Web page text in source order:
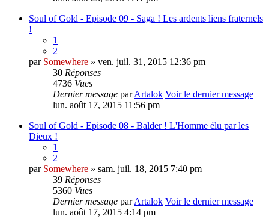
Soul of Gold - Episode 09 - Saga ! Les ardents liens fraternels
!
1
2
par Somewhere » ven. juil. 31, 2015 12:36 pm
30 Réponses
4736 Vues
Dernier message parArtalok Voir le dernier message
lun. août 17, 2015 11:56 pm
Soul of Gold - Episode 08 - Balder ! L'Homme élu par les
Dieux !
1
2
par Somewhere » sam. juil. 18, 2015 7:40 pm
39 Réponses
5360 Vues
Dernier message parArtalok Voir le dernier message
lun. août 17, 2015 4:14 pm